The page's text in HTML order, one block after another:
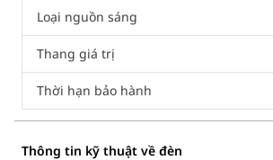
Loại nguồn sáng
Thang giá trị
Thời hạn bảo hành
Thông tin kỹ thuật về đèn